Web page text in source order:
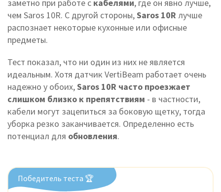
заметно при работе с кабелями, где он явно лучше,
чем Saros 10R. С другой стороны,Saros 10R лучше
распознает некоторые кухонные или офисные
предметы.
Тест показал, что ни один из них не является
идеальным. Хотя датчик VertiBeam работает очень
надежно у обоих,Saros 10R часто проезжает
слишком близко к препятствиям - в частности,
кабели могут зацепиться за боковую щетку, тогда
уборка резко заканчивается. Определенно есть
потенциал для обновления.
Победитель теста 🏆